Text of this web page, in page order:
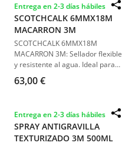
Entrega en 2-3 días hábiles
SCOTCHCALK 6MMX18M
MACARRON 3M
SCOTCHCALK 6MMX18M
MACARRON 3M: Sellador flexible
y resistente al agua. Ideal para
una amplia gama de aplicaciones
industriales y automotrices.
63,00 €
Entrega en 2-3 días hábiles
SPRAY ANTIGRAVILLA
TEXTURIZADO 3M 500ML